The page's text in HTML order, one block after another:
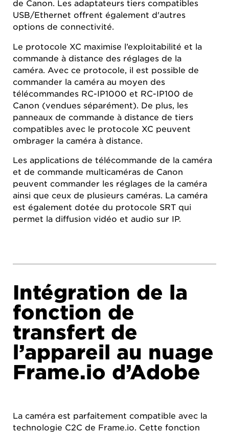
de Canon. Les adaptateurs tiers compatibles
USB/Ethernet offrent également d'autres
options de connectivité.
Le protocole XC maximise l’exploitabilité et la
commande à distance des réglages de la
caméra. Avec ce protocole, il est possible de
commander la caméra au moyen des
télécommandes RC-IP1000 et RC-IP100 de
Canon (vendues séparément). De plus, les
panneaux de commande à distance de tiers
compatibles avec le protocole XC peuvent
ombrager la caméra à distance.
Les applications de télécommande de la caméra
et de commande multicaméras de Canon
peuvent commander les réglages de la caméra
ainsi que ceux de plusieurs caméras. La caméra
est également dotée du protocole SRT qui
permet la diffusion vidéo et audio sur IP.
Intégration de la
fonction de
transfert de
l’appareil au nuage
Frame.io d’Adobe
La caméra est parfaitement compatible avec la
technologie C2C de Frame.io. Cette fonction